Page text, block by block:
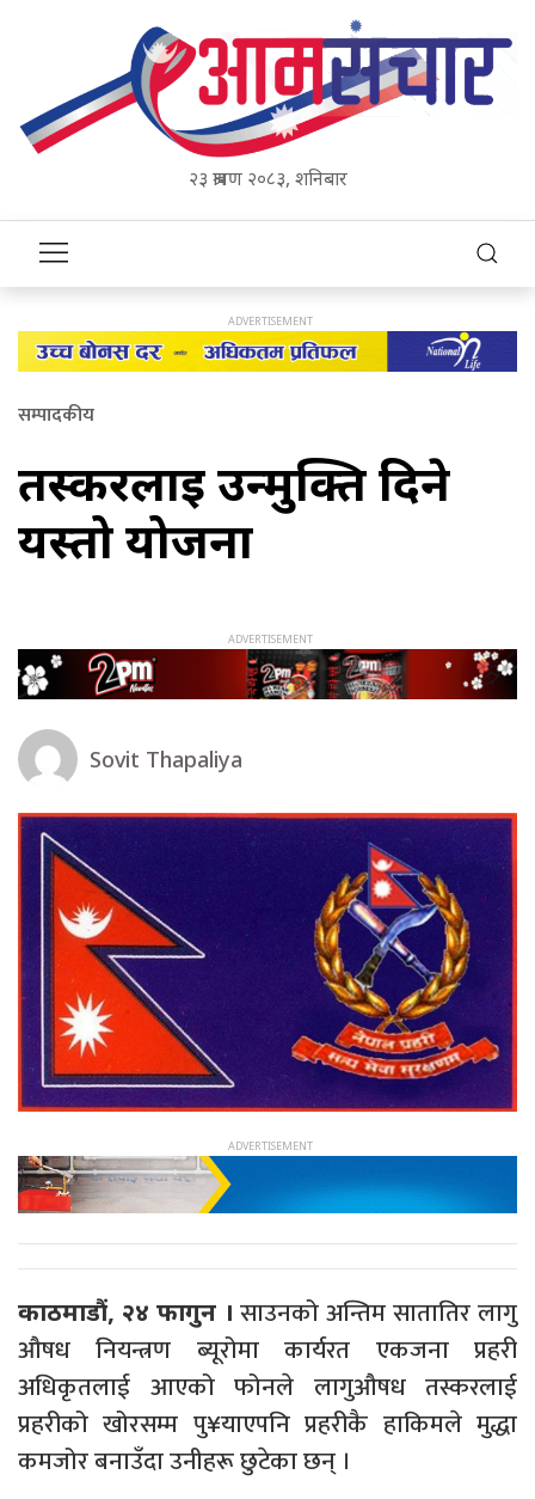
२३ श्रावण २०८३, शनिबार
सम्पादकीय
तस्करलाई उन्मुक्ति दिने
यस्तो योजना
Sovit Thapaliya
काठमाडौं, २४ फागुन । साउनको अन्तिम सातातिर लागु
औषध नियन्त्रण ब्यूरोमा कार्यरत एकजना प्रहरी
अधिकृतलाई आएको फोनले लागुऔषध तस्करलाई
प्रहरीको खोरसम्म पु¥याएपनि प्रहरीकै हाकिमले मुद्धा
कमजोर बनाउँदा उनीहरू छुटेका छन् ।